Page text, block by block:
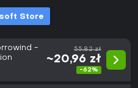
Store
-
55,82 zł
~20,96 zł
-62%